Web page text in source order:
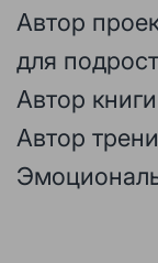
Автор
для
Автор
Автор